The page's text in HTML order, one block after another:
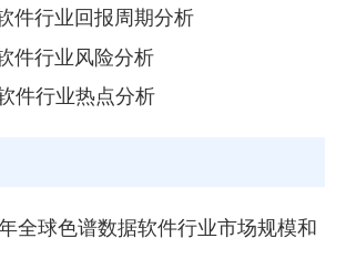
件行业回报周期分析
件行业风险分析
件行业热点分析
全球色谱数据软件行业市场规模和